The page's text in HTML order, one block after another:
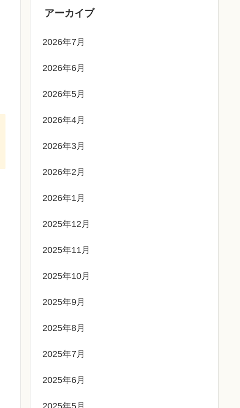
アーカイブ
2026年7月
2026年6月
2026年5月
2026年4月
2026年3月
2026年2月
2026年1月
2025年12月
2025年11月
2025年10月
2025年9月
2025年8月
2025年7月
2025年6月